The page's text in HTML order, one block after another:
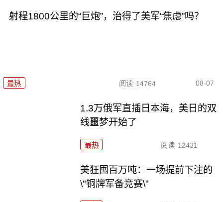
射程1800公里的“巨炮”，治得了美军“焦虑”吗？
最热 阅读 14764 08-07
1.3万俄军直插日本海，美日的双
线噩梦开始了
最热 阅读 12431
美狂囤百万吨：一场提前下注的
\"铜牌军备竞赛\"